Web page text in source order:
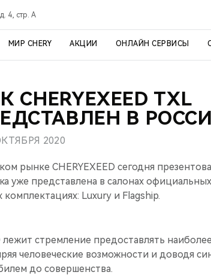
4, стр. А
МИР CHERY АКЦИИ ОНЛАЙН СЕРВИСЫ
TXL
В
2020
рынке CHERYEXEED сегодня
представлена в салонах
Luxury и Flagship.
стремление предоставлять наиболее
человеческие возможности и доводя
до совершенства.